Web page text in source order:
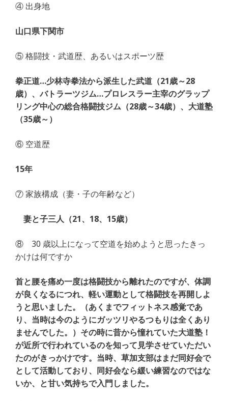
④ 出身地
山口県下関市
⑤ 格闘技・武道歴、あるいはスポーツ歴
拳正道…少林寺拳法から派生した武道（21歳～28
歳）、バトラーツジム…プロレスラー主宰のグラップ
リング中心の総合格闘技ジム（28歳～34歳）、大道塾
（35歳～）
⑥ 空道歴
15年
⑦ 家族構成（妻・子の年齢など）
妻と子三人（21、18、15歳）
⑧ 30 歳以上になって空道を始めようと思ったきっ
かけは何ですか
首と腰を痛め一度は格闘技から離れたのですが、体調
が良くなるにつれ、軽い運動として格闘技を再開しよ
うと思いました。（あくまでフィットネス感覚であ
り、当時は今のようにガッツリやるつもりは全くあり
ませんでした。）その時に昔から憧れていた大道塾！
が近所で行われているのを知って見学させていただい
たのがきっかけです。当時、草加支部はまだ同好会で
として活動しており、同好会なら緩い練習なのではな
いか、と甘い気持ちで入門しました。